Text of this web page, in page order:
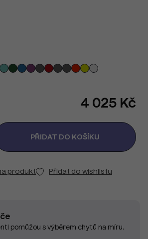
4 025 Kč
produkt Přidat do wishlistu
pomůžou s výběrem chytů na míru.